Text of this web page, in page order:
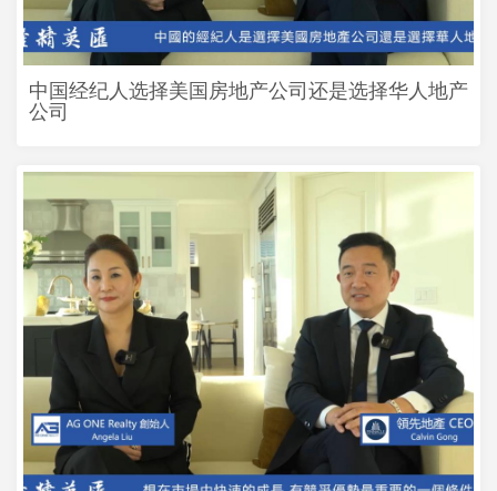
中国经纪人选择美国房地产公司还是选择华人地产
公司